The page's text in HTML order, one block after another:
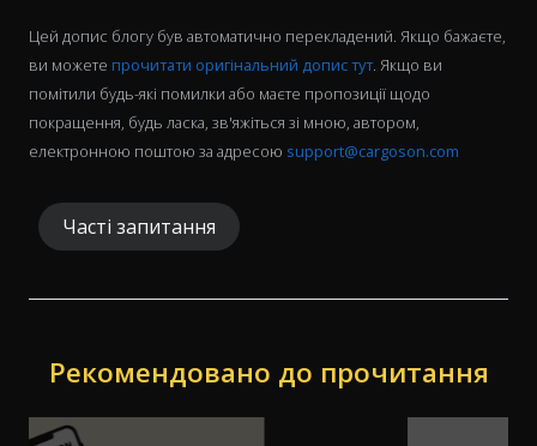
Цей допис блогу був автоматично перекладений. Якщо бажаєте,
ви можете прочитати оригінальний допис тут. Якщо ви
помітили будь-які помилки або маєте пропозиції щодо
покращення, будь ласка, зв'яжіться зі мною, автором,
електронною поштою за адресою support@cargoson.com
Часті запитання
Рекомендовано до прочитання